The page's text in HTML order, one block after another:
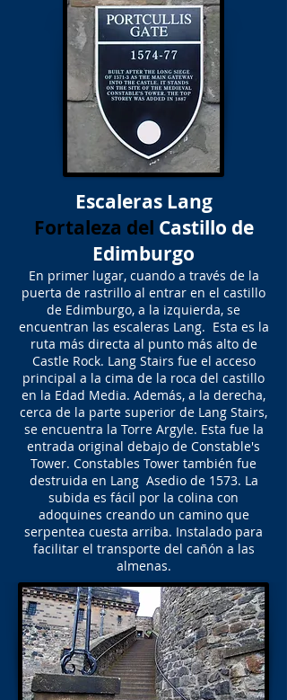
Escaleras Lang
Fortaleza del Castillo de
Edimburgo
En primer lugar, cuando a través de la
puerta de rastrillo al entrar en el castillo
de Edimburgo, a la izquierda, se
encuentran las escaleras Lang. Esta es la
ruta más directa al punto más alto de
Castle Rock. Lang Stairs fue el acceso
principal a la cima de la roca del castillo
en la Edad Media. Además, a la derecha,
cerca de la parte superior de Lang Stairs,
se encuentra la Torre Argyle. Esta fue la
entrada original debajo de Constable's
Tower. Constables Tower también fue
destruida en Lang Asedio de 1573. La
subida es fácil por la colina con
adoquines creando un camino que
serpentea cuesta arriba. Instalado para
facilitar el transporte del cañón a las
almenas.